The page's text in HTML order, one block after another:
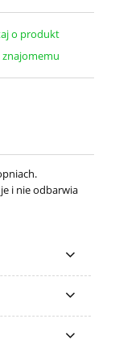
o produkt
znajomemu
i nie odbarwia